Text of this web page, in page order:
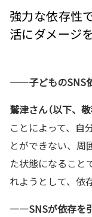
強力な依存性
活にダメージ
——子どものSNS
鷲津さん（以下、敬
ことによって、自
とができない、周
た状態になること
れようとして、依
—―SNSが依存を